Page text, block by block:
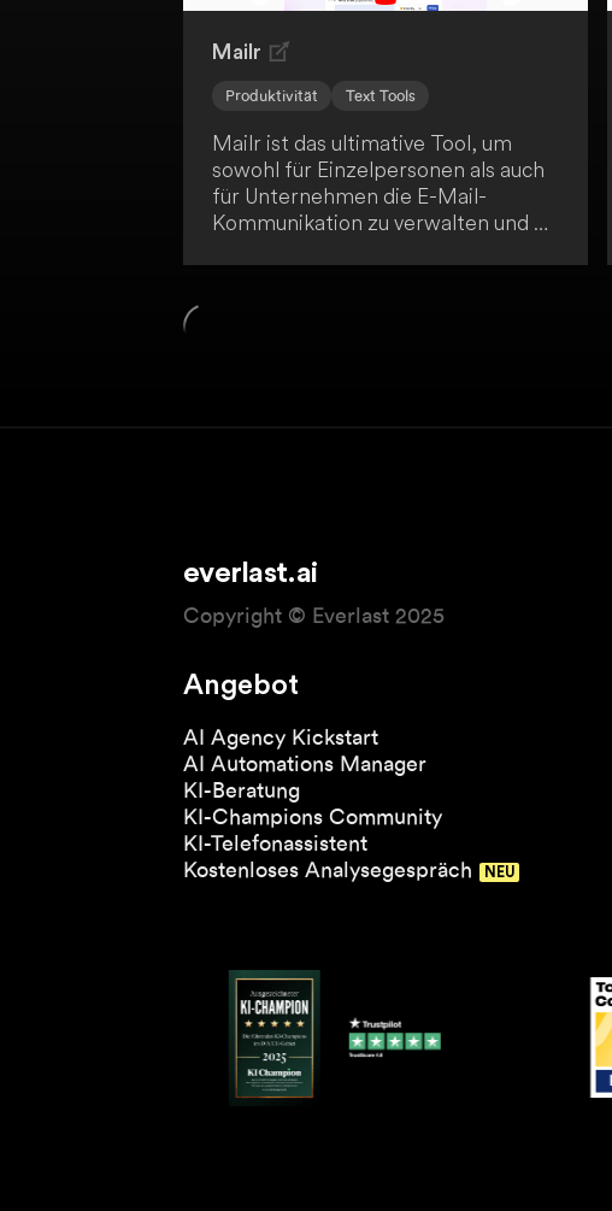
Mailr
Produktivität Text Tools
Mailr ist das ultimative Tool, um
sowohl für Einzelpersonen als auch
für Unternehmen die E-Mail-
Kommunikation zu verwalten und zu
everlast.ai
Copyright © Everlast 2025
Angebot
AI Agency Kickstart
AI Automations Manager
KI-Beratung
KI-Champions Community
KI-Telefonassistent
Kostenloses Analysegespräch